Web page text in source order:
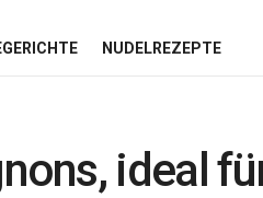
NUDELREZEPTE
ideal